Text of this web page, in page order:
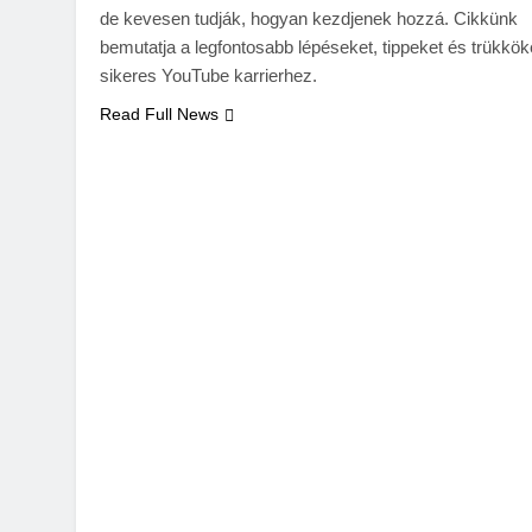
de kevesen tudják, hogyan kezdjenek hozzá. Cikkünk
bemutatja a legfontosabb lépéseket, tippeket és
sikeres YouTube karrierhez.
Read Full News